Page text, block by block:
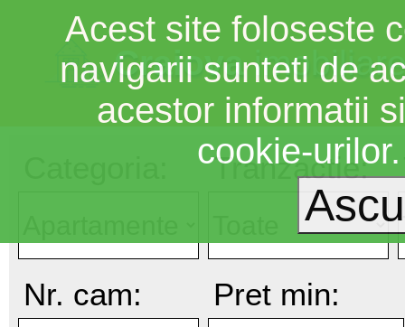
Craiova
Tranzactie:
Nr. cam: Pret min:
Acest site foloseste
navigarii sunteti de
acestor informatii
cookie-